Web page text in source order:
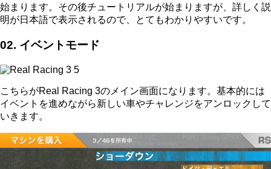
始まります。その後チュートリアルが始まりますが、詳しく説
明が日本語で表示されるので、とてもわかりやすいです。
02. イベントモード
こちらがReal Racing 3のメイン画面になります。基本的には
イベントを進めながら新しい車やチャレンジをアンロックして
いきます。